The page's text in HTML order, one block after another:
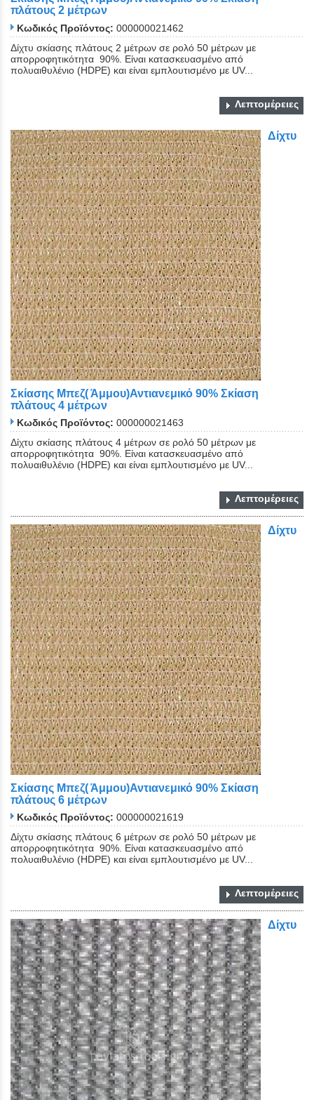
πλάτους 2 μέτρων
Κωδικός Προϊόντος: 000000021462
Δίχτυ σκίασης πλάτους 2 μέτρων σε ρολό 50 μέτρων με
απορροφητικότητα 90%. Είναι κατασκευασμένο από
πολυαιθυλένιο (HDPE) και είναι εμπλουτισμένο με UV...
Λεπτομέρειες
Δίχτυ
Σκίασης Μπεζ( Άμμου)Αντιανεμικό 90% Σκίαση
πλάτους 4 μέτρων
Κωδικός Προϊόντος: 000000021463
Δίχτυ σκίασης πλάτους 4 μέτρων σε ρολό 50 μέτρων με
απορροφητικότητα 90%. Είναι κατασκευασμένο από
πολυαιθυλένιο (HDPE) και είναι εμπλουτισμένο με UV...
Λεπτομέρειες
Δίχτυ
Σκίασης Μπεζ( Άμμου)Αντιανεμικό 90% Σκίαση
πλάτους 6 μέτρων
Κωδικός Προϊόντος: 000000021619
Δίχτυ σκίασης πλάτους 6 μέτρων σε ρολό 50 μέτρων με
απορροφητικότητα 90%. Είναι κατασκευασμένο από
πολυαιθυλένιο (HDPE) και είναι εμπλουτισμένο με UV...
Λεπτομέρειες
Δίχτυ